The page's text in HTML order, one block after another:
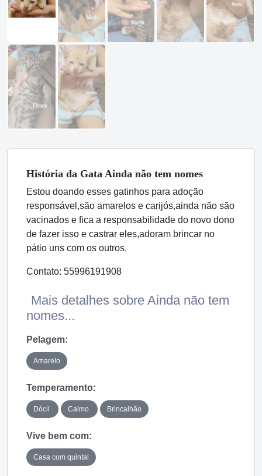
História da Gata Ainda não tem nomes
Estou doando esses gatinhos para adoção
responsável,são amarelos e carijós,ainda não são
vacinados e fica a responsabilidade do novo dono
de fazer isso e castrar eles,adoram brincar no
pátio uns com os outros.
Contato: 55996191908
Mais detalhes sobre Ainda não tem
nomes...
Pelagem:
Amarelo
Temperamento:
Dócil Calmo Brincalhão
Vive bem com:
Casa com quintal